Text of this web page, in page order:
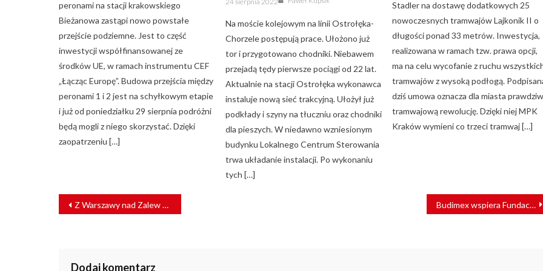
peronami na stacji krakowskiego
Bieżanowa zastąpi nowo powstałe
przejście podziemne. Jest to część
inwestycji współfinansowanej ze
środków UE, w ramach instrumentu CEF
„Łącząc Europę”. Budowa przejścia między
peronami 1 i 2 jest na schyłkowym etapie
i już od poniedziałku 29 sierpnia podróżni
będą mogli z niego skorzystać. Dzięki
zaopatrzeniu […]
on
Na moście kolejowym na linii Ostrołęka-
Chorzele postępują prace. Ułożono już
tor i przygotowano chodniki. Niebawem
przejadą tędy pierwsze pociągi od 22 lat.
Aktualnie na stacji Ostrołęka wykonawca
instaluje nową sieć trakcyjną. Ułożył już
podkłady i szyny na tłuczniu oraz chodniki
dla pieszych. W niedawno wzniesionym
budynku Lokalnego Centrum Sterowania
trwa układanie instalacji. Po wykonaniu
tych […]
Stadler na dostawę dodatkowych 25
nowoczesnych tramwajów Lajkonik II o
długości ponad 33 metrów. Inwestycja,
realizowana w ramach tzw. prawa opcji,
ma na celu wycofanie z ruchu
tramwajów z wysoką podłogą.
dziś umowa oznacza dla miasta
tramwajową rewolucję. Dzięki niej MPK
Kraków wymieni co trzeci tramwaj […]
NAWIGACJA
WPISU
Z Warszawy nad Zalew Zegrzyński. Po 25 latach rusza modernizacja linii kolejowej do Zegrza Budimex wspiera Fundację Grupy PKP w walce z koronawirusem
Dodaj komentarz